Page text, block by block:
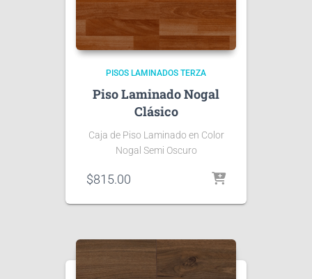
PISOS LAMINADOS TERZA
Piso Laminado Nogal
Clásico
Caja de Piso Laminado en Color
Nogal Semi Oscuro
$815.00